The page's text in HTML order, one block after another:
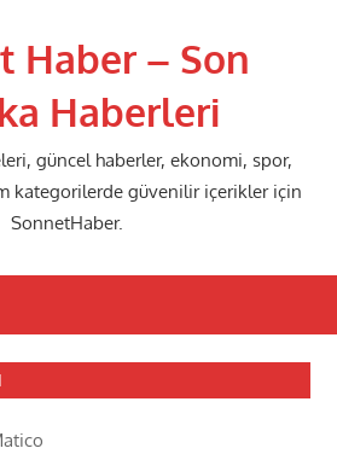
Haber – Son
Haberleri
güncel haberler, ekonomi, spor,
kategorilerde güvenilir içerikler için
SonnetHaber.